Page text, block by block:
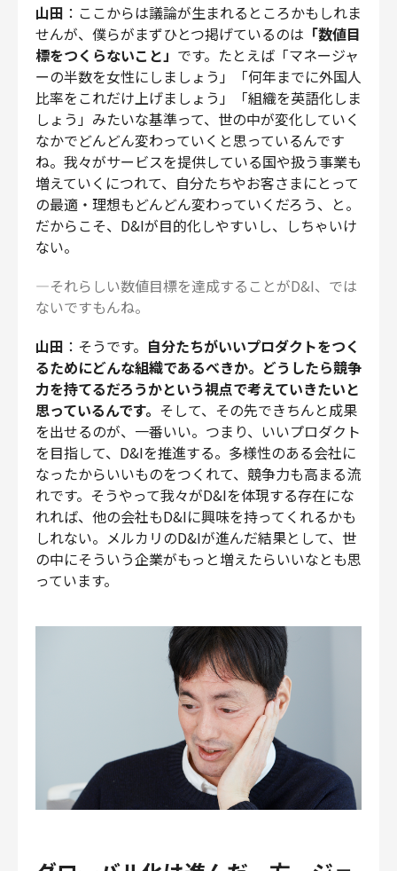
山田 ：ここからは議論が生まれるところかもしれま
せんが、僕らがまずひとつ掲げているのは 「数値目
標をつくらないこと」 です。たとえば「マネージャ
ーの半数を女性にしましょう」「何年までに外国人
比率をこれだけ上げましょう」「組織を英語化しま
しょう」みたいな基準って、世の中が変化していく
なかでどんどん変わっていくと思っているんです
ね。我々がサービスを提供している国や扱う事業も
増えていくにつれて、自分たちやお客さまにとって
の最適・理想もどんどん変わっていくだろう、と。
だからこそ、D&Iが目的化しやすいし、しちゃいけ
ない。
―それらしい数値目標を達成することがD&I、では
ないですもんね。
山田 ：そうです。 自分たちがいいプロダクトをつく
るためにどんな組織であるべきか。どうしたら競争
力を持てるだろうかという視点で考えていきたいと
思っているんです。 そして、その先できちんと成果
を出せるのが、一番いい。つまり、いいプロダクト
を目指して、D&Iを推進する。多様性のある会社に
なったからいいものをつくれて、競争力も高まる流
れです。そうやって我々がD&Iを体現する存在にな
れれば、他の会社もD&Iに興味を持ってくれるかも
しれない。メルカリのD&Iが進んだ結果として、世
の中にそういう企業がもっと増えたらいいなとも思
っています。